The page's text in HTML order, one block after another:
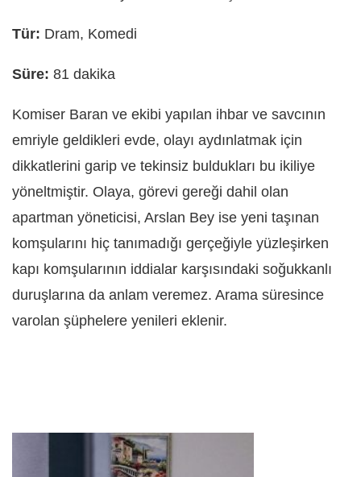
Tür: Dram, Komedi
Süre: 81 dakika
Komiser Baran ve ekibi yapılan ihbar ve savcının
emriyle geldikleri evde, olayı aydınlatmak için
dikkatlerini garip ve tekinsiz buldukları bu ikiliye
yöneltmiştir. Olaya, görevi gereği dahil olan
apartman yöneticisi, Arslan Bey ise yeni taşınan
komşularını hiç tanımadığı gerçeğiyle yüzleşirken
kapı komşularının iddialar karşısındaki soğukkanlı
duruşlarına da anlam veremez. Arama süresince
varolan şüphelere yenileri eklenir.